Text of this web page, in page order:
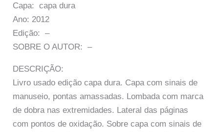
Capa: capa dura
Ano: 2012
Edição: –
SOBRE O AUTOR: –
DESCRIÇÃO:
Livro usado edição capa dura. Capa com sinais de
manuseio, pontas amassadas. Lombada com marca
de dobra nas extremidades. Lateral das páginas
com pontos de oxidação. Sobre capa com sinais de